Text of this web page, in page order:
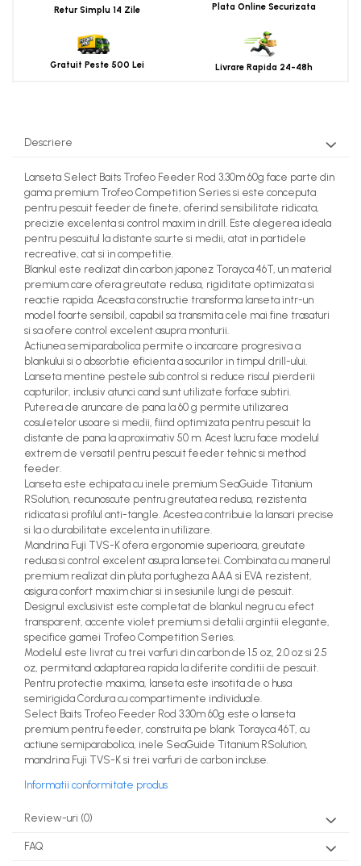
Retur Simplu 14 Zile Plata Online Securizata
Gratuit Peste 500 Lei Livrare Rapida 24-48h
Descriere
Lanseta Select Baits Trofeo Feeder Rod 3.30m 60g face parte din
gama premium Trofeo Competition Series si este conceputa
pentru pescuit feeder de finete, oferind sensibilitate ridicata,
precizie excelenta si control maxim in drill. Este alegerea ideala
pentru pescuitul la distante scurte si medii, atat in partidele
recreative, cat si in competitie.
Blankul este realizat din carbon japonez Torayca 46T, un material
premium care ofera greutate redusa, rigiditate optimizata si
reactie rapida. Aceasta constructie transforma lanseta intr-un
model foarte sensibil, capabil sa transmita cele mai fine trasaturi
si sa ofere control excelent asupra monturii.
Actiunea semiparabolica permite o incarcare progresiva a
blankului si o absorbtie eficienta a socurilor in timpul drill-ului.
Lanseta mentine pestele sub control si reduce riscul pierderii
capturilor, inclusiv atunci cand sunt utilizate forface subtiri.
Puterea de aruncare de pana la 60 g permite utilizarea
cosuletelor usoare si medii, fiind optimizata pentru pescuit la
distante de pana la aproximativ 50 m. Acest lucru face modelul
extrem de versatil pentru pescuit feeder tehnic si method
feeder.
Lanseta este echipata cu inele premium SeaGuide Titanium
RSolution, recunoscute pentru greutatea redusa, rezistenta
ridicata si profilul anti-tangle. Acestea contribuie la lansari precise
si la o durabilitate excelenta in utilizare.
Mandrina Fuji TVS-K ofera ergonomie superioara, greutate
redusa si control excelent asupra lansetei. Combinata cu manerul
premium realizat din pluta portugheza AAA si EVA rezistent,
asigura confort maxim chiar si in sesiunile lungi de pescuit.
Designul exclusivist este completat de blankul negru cu efect
transparent, accente violet premium si detalii argintii elegante,
specifice gamei Trofeo Competition Series.
Modelul este livrat cu trei varfuri din carbon de 1.5 oz, 2.0 oz si 2.5
oz, permitand adaptarea rapida la diferite conditii de pescuit.
Pentru protectie maxima, lanseta este insotita de o husa
semirigida Cordura cu compartimente individuale.
Select Baits Trofeo Feeder Rod 3.30m 60g este o lanseta
premium pentru feeder, construita pe blank Torayca 46T, cu
actiune semiparabolica, inele SeaGuide Titanium RSolution,
mandrina Fuji TVS-K si trei varfuri de carbon incluse.
Informatii conformitate produs
Review-uri (0)
FAQ